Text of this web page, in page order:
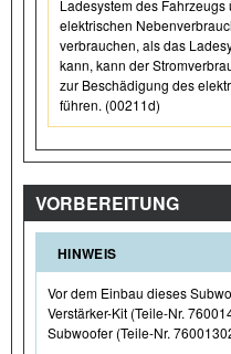
Ladesystem des
elektrischen
verbrauchen, als das
kann, kann der
zur Beschädigung des
führen. (00211d)
VORBEREITUNG
HINWEIS
Vor dem Einbau dieses
Verstärker-Kit (Teile-Nr.
Subwoofer (Teile-Nr.